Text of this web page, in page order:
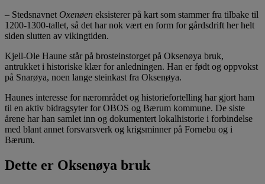
– Stedsnavnet Oxenøen eksisterer på kart som stammer fra tilbake til
1200-1300-tallet, så det har nok vært en form for gårdsdrift her helt
siden slutten av vikingtiden.
Kjell-Ole Haune står på brosteinstorget på Oksenøya bruk,
antrukket i historiske klær for anledningen. Han er født og oppvokst
på Snarøya, noen lange steinkast fra Oksenøya.
Haunes interesse for nærområdet og historiefortelling har gjort ham
til en aktiv bidragsyter for OBOS og Bærum kommune. De siste
årene har han samlet inn og dokumentert lokalhistorie i forbindelse
med blant annet forsvarsverk og krigsminner på Fornebu og i
Bærum.
Dette er Oksenøya bruk